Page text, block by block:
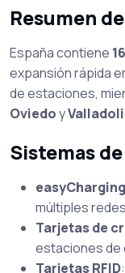
Resumen
España contiene
expansión rápida
de estaciones,
Oviedoy
Sistemas
easyCharging
múltiples redes
Tarjetas de
estaciones de
Tarjetas RFID